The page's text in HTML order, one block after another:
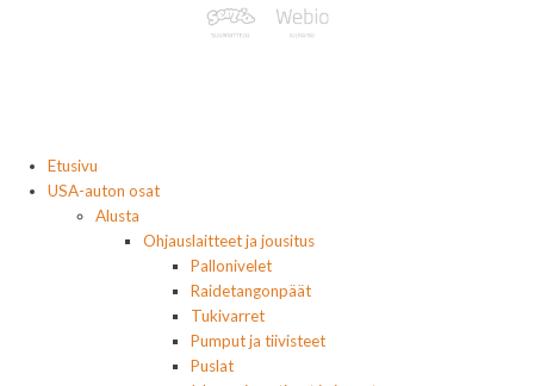
Etusivu
USA-auton osat
Alusta
Ohjauslaitteet ja jousitus
Pallonivelet
Raidetangonpäät
Tukivarret
Pumput ja tiivisteet
Puslat